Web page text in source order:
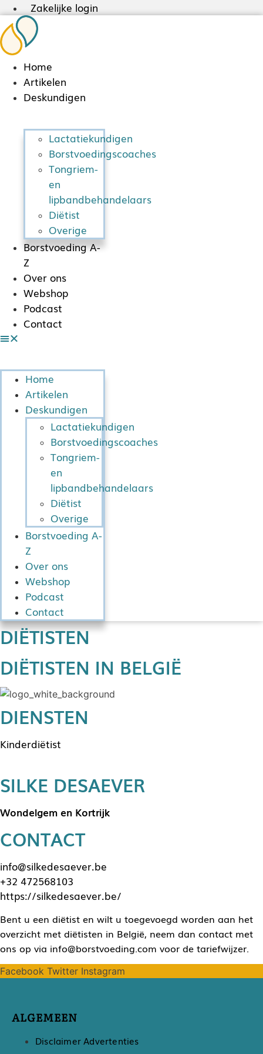
naar
de
inhoud
Zakelijke login
Home
Artikelen
Deskundigen
Lactatiekundigen
Borstvoedingscoaches
Tongriem-
en
lipbandbehandelaars
Diëtist
Overige
Borstvoeding A-
Z
Over ons
Webshop
Podcast
Contact
Home
Artikelen
Deskundigen
Lactatiekundigen
Borstvoedingscoaches
Tongriem-
en
lipbandbehandelaars
Diëtist
Overige
Borstvoeding A-
Z
Over ons
Webshop
Podcast
Contact
DIËTISTEN
DIËTISTEN IN BELGIË
DIENSTEN
Kinderdiëtist
SILKE DESAEVER
Wondelgem en Kortrijk
CONTACT
info@silkedesaever.be
+32 472568103
https://silkedesaever.be/
Bent u een diëtist en wilt u toegevoegd worden aan het
overzicht met diëtisten in België, neem dan contact met
ons op via info@borstvoeding.com voor de tariefwijzer.
Facebook Twitter Instagram
ALGEMEEN
Disclaimer Advertenties